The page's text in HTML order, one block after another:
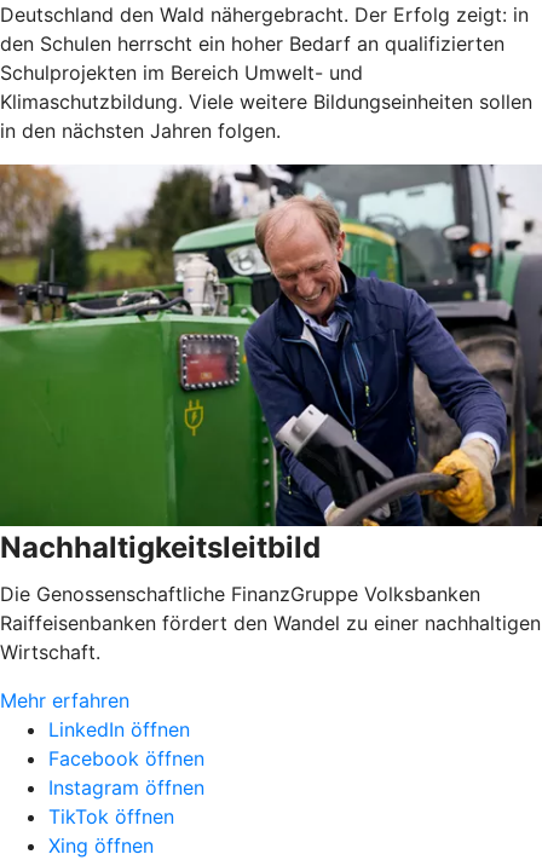
Deutschland den Wald nähergebracht. Der Erfolg zeigt: in
den Schulen herrscht ein hoher Bedarf an qualifizierten
Schulprojekten im Bereich Umwelt- und
Klimaschutzbildung. Viele weitere Bildungseinheiten sollen
in den nächsten Jahren folgen.
Nachhaltigkeitsleitbild
Die Genossenschaftliche FinanzGruppe Volksbanken
Raiffeisenbanken fördert den Wandel zu einer nachhaltigen
Wirtschaft.
Mehr erfahren
LinkedIn öffnen
Facebook öffnen
Instagram öffnen
TikTok öffnen
Xing öffnen